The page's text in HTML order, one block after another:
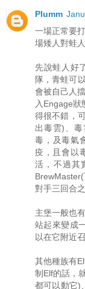
Plumm
一場正常要
場矮人對蛙人
先說蛙人好
隊，青蛙可
會被自己人
入Engage狀
得很不錯，
出毒雲)、
毒，及毒氣
疫，且會以
活，不過其
對手三回合
主堡一般也
站起來變成
以在它附近
其他種族有
制Elf的話，
都可以動它)